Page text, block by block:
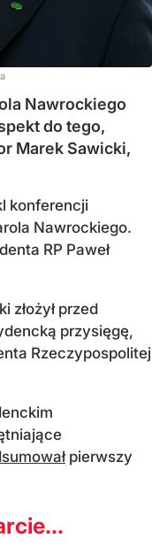
Nawrockiego
do tego,
Marek Sawicki,
konferencji
Nawrockiego.
RP Paweł
złożył przed
przysięgę,
Rzeczypospolitej
pierwszy